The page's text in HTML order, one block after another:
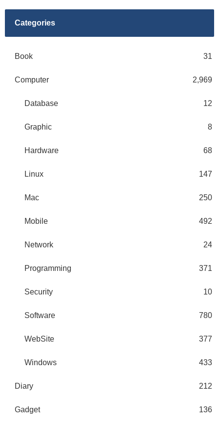
Categories
Book 31
Computer 2,969
Database 12
Graphic 8
Hardware 68
Linux 147
Mac 250
Mobile 492
Network 24
Programming 371
Security 10
Software 780
WebSite 377
Windows 433
Diary 212
Gadget 136